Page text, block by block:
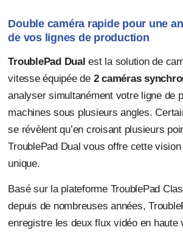
Double caméra rapide pour une
de vos lignes de production
TroublePad Dual est la solution de
vitesse équipée de 2 caméras
analyser simultanément votre ligne de
machines sous plusieurs angles.
se révèlent qu’en croisant plusieurs
TroublePad Dual vous offre cette vision
unique.
Basé sur la plateforme TroublePad
depuis de nombreuses années,
enregistre les deux flux vidéo en haute